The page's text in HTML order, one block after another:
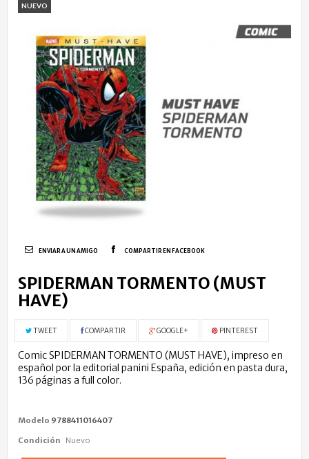
NUEVO
ENVIAR A UN AMIGO COMPARTIR EN FACEBOOK
SPIDERMAN TORMENTO (MUST
HAVE)
TWEET COMPARTIR GOOGLE+ PINTEREST
Comic SPIDERMAN TORMENTO (MUST HAVE), impreso en
español por la editorial panini España, edición en pasta dura,
136 páginas a full color.
Modelo 9788411016407
Condición Nuevo